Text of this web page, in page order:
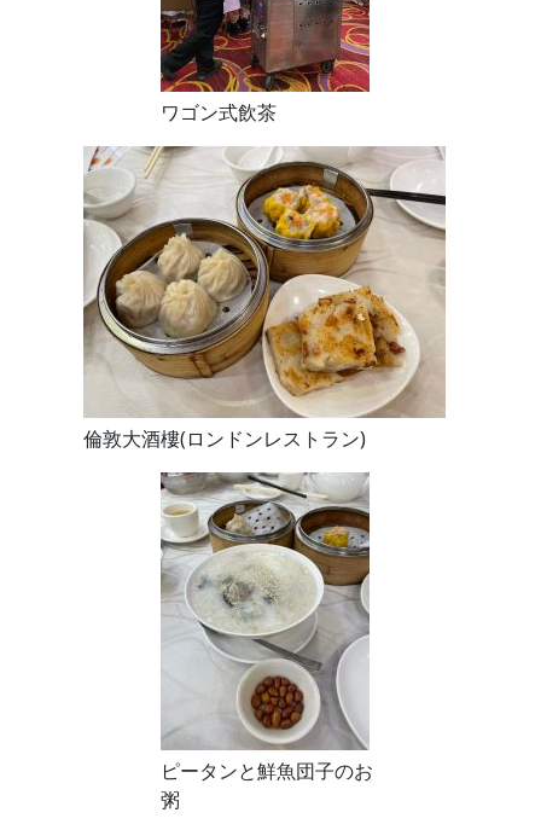
ワゴン式飲茶
倫敦大酒樓(ロンドンレストラン)
ピータンと鮮魚団子のお
粥